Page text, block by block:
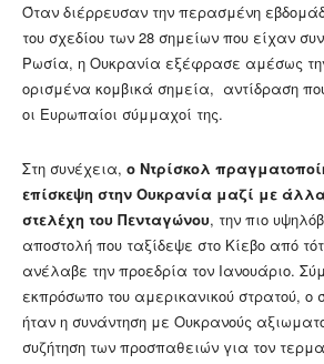
Όταν διέρρευσαν την περασμένη
του σχεδίου των 28 σημείων που είχαν
Ρωσία, η Ουκρανία εξέφρασε αμέσως
ορισμένα κομβικά σημεία, αντίδραση
οι Ευρωπαίοι σύμμαχοί της.
Στη συνέχεια, ο Ντρίσκολ
επίσκεψη στην Ουκρανία μαζί με
στελέχη του Πενταγώνου, την πιο
αποστολή που ταξίδεψε στο Κίεβο από
ανέλαβε την προεδρία τον Ιανουάριο.
εκπρόσωπο του αμερικανικού στρατού, ο
ήταν η συνάντηση με Ουκρανούς
συζήτηση των προσπαθειών για τον